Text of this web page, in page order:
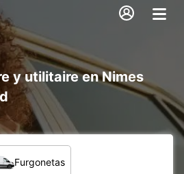
y utilitaire en Nimes
Furgonetas